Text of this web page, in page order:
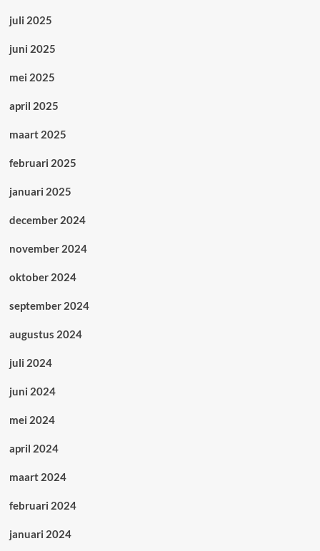
juli 2025
juni 2025
mei 2025
april 2025
maart 2025
februari 2025
januari 2025
december 2024
november 2024
oktober 2024
september 2024
augustus 2024
juli 2024
juni 2024
mei 2024
april 2024
maart 2024
februari 2024
januari 2024